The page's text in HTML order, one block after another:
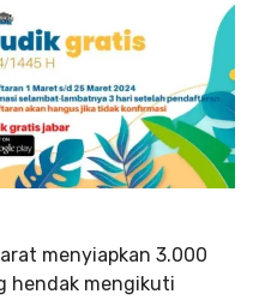
menyiapkan 3.000
hendak mengikuti